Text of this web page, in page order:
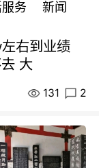
周铁发！
务 新闻
右到业绩
大
131 2